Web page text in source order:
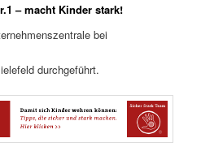
– macht Kinder stark!
bei
durchgeführt.